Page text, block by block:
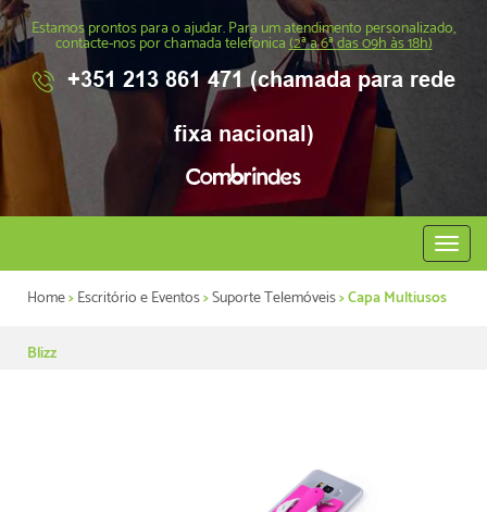
Estamos prontos para o ajudar. Para um atendimento personalizado,
contacte-nos por chamada telefonica(2ª a 6ª das 09h às 18h)
+351 213 861 471 (chamada para rede
fixa nacional)
Abrir
menu
Home>Escritório e Eventos>Suporte Telemóveis> Capa Multiusos
Blizz